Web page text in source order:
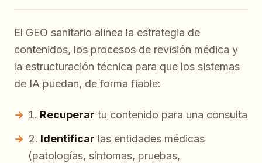
El GEO sanitario alinea la estrategia de
contenidos, los procesos de revisión médica y
la estructuración técnica para que los sistemas
de IA puedan, de forma fiable:
Recuperar tu contenido para una consulta
Identificar las entidades médicas
(patologías, síntomas, pruebas,